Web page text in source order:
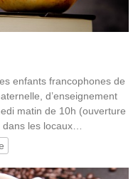
enfants francophones de
d’enseignement
matin de 10h (ouverture
les locaux…